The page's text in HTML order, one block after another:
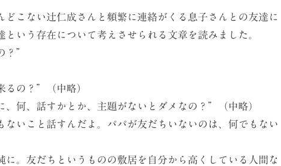
こない辻仁成さんと頻繁に連絡がくる息子さんとの友達に
いう存在について考えさせられる文章を読みました。
？”
の？”（中略）
何、話すかとか、主題がないとダメなの？”（中略）
いこと話すんだよ。パパが友だちいないのは、何でもない
。友だちというものの敷居を自分から高くしている人間な